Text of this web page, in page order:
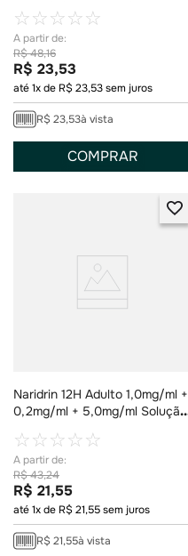
☆☆☆☆☆
R$48,16
R$ 23,53
até1x de R$23,53sem juros
R$ 23,53à vista
COMPRAR
Naridrin 12H Adulto 1,0mg/ml +
0,2mg/ml + 5,0mg/ml Solução
☆☆☆☆☆
R$43,24
R$ 21,55
até1x de R$21,55sem juros
R$ 21,55à vista